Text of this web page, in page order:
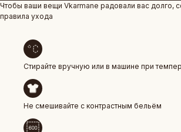
Чтобы ваши вещи Vkarmane радовали вас долго,
правила ухода
Стирайте вручную или в машине при
Не смешивайте с контрастным бельём